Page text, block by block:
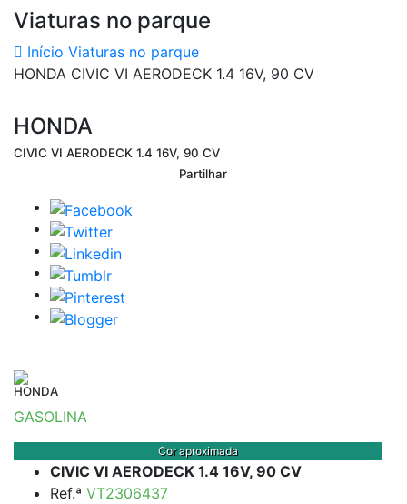
Viaturas no parque
Início Viaturas no parque
HONDA CIVIC VI AERODECK 1.4 16V, 90 CV
HONDA
CIVIC VI AERODECK 1.4 16V, 90 CV
Partilhar
HONDA
GASOLINA
Cor aproximada
CIVIC VI AERODECK 1.4 16V, 90 CV
Ref.ª VT2306437